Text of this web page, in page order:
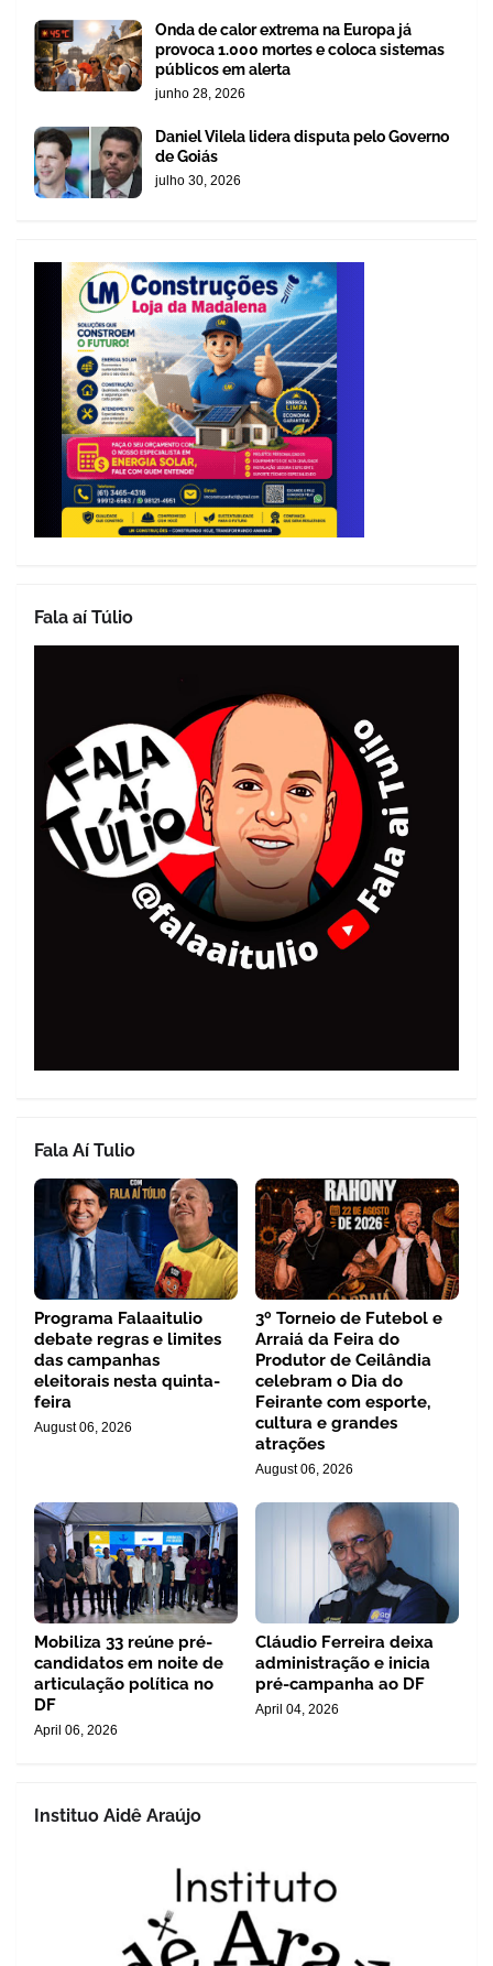
Onda de calor extrema na Europa já
provoca 1.000 mortes e coloca sistemas
públicos em alerta
junho 28, 2026
Daniel Vilela lidera disputa pelo Governo
de Goiás
julho 30, 2026
Fala aí Túlio
Fala Aí Tulio
Programa Falaaitulio
debate regras e limites
das campanhas
eleitorais nesta quinta-
feira
August 06, 2026
3º Torneio de Futebol e
Arraiá da Feira do
Produtor de Ceilândia
celebram o Dia do
Feirante com esporte,
cultura e grandes
atrações
August 06, 2026
Mobiliza 33 reúne pré-
candidatos em noite de
articulação política no
DF
April 06, 2026
Cláudio Ferreira deixa
administração e inicia
pré-campanha ao DF
April 04, 2026
Instituo Aidê Araújo